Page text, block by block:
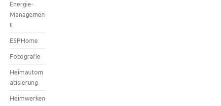
Energie-
Managemen
t
ESPHome
Fotografie
Heimautom
atisierung
Heimwerken